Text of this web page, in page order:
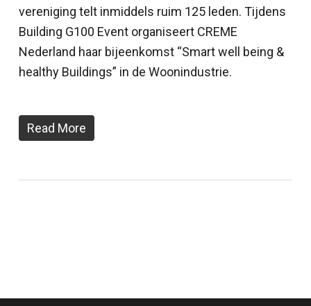
vereniging telt inmiddels ruim 125 leden. Tijdens
Building G100 Event organiseert CREME
Nederland haar bijeenkomst “Smart well being &
healthy Buildings” in de Woonindustrie.
Read More